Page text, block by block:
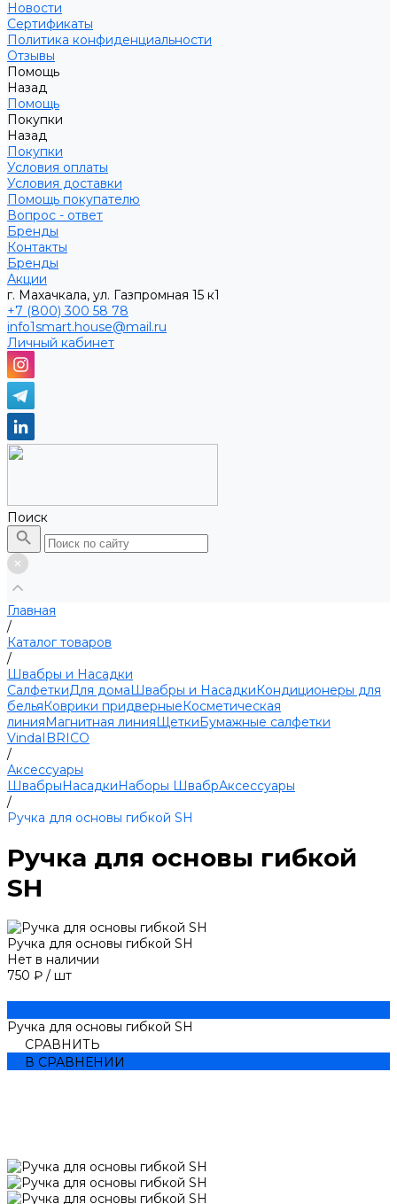
Новости
Сертификаты
Политика конфиденциальности
Отзывы
Помощь
Назад
Помощь
Покупки
Назад
Покупки
Условия оплаты
Условия доставки
Помощь покупателю
Вопрос - ответ
Бренды
Контакты
Бренды
Акции
г. Махачкала, ул. Газпромная 15 к1
+7 (800) 300 58 78
info1smart.house@mail.ru
Личный кабинет
Поиск
Главная
/
Каталог товаров
/
Швабры и Насадки
СалфеткиДля домаШвабры и НасадкиКондиционеры для
бельяКоврики придверныеКосметическая
линияМагнитная линияЩеткиБумажные салфетки
VindaIBRICO
/
Аксессуары
ШвабрыНасадкиНаборы ШвабрАксессуары
/
Ручка для основы гибкой SH
Ручка для основы гибкой
SH
Ручка для основы гибкой SH
Нет в наличии
750 ₽ / шт
Ручка для основы гибкой SH
СРАВНИТЬ
В СРАВНЕНИИ